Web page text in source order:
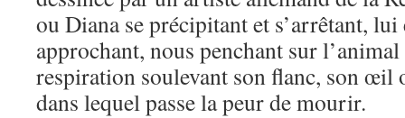
ou Diana se précipitant et s’arrêtant,
approchant, nous penchant sur
respiration soulevant son flanc, son œil
dans lequel passe la peur de mourir.